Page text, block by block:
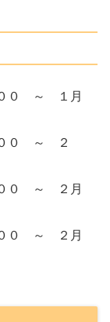
００ ～ １月
００ ～ ２
００ ～ ２月
００ ～ ２月